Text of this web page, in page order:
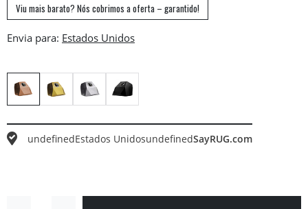
Viu mais barato? Nós cobrimos a oferta – garantido!
Envia para:
undefinedEstados UnidosundefinedSayRUG.com